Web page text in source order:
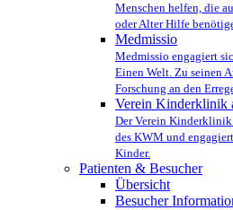
Menschen helfen, die
oder Alter Hilfe
Medmissio
Medmissio engagiert
Einen Welt. Zu seinen
Forschung an den
Verein Kinderklinik
Der Verein Kinderklinik
des KWM und
Kinder.
Patienten & Besucher
Übersicht
Besucher